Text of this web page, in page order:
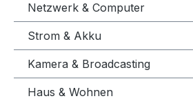
Netzwerk & Computer
Strom & Akku
Kamera & Broadcasting
Haus & Wohnen